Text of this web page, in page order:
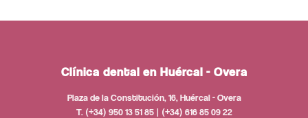
Clínica dental en Huércal - Overa
Plaza de la Constitución, 16, Huércal - Overa
T. (+34) 950 13 51 85 | (+34) 616 85 09 22